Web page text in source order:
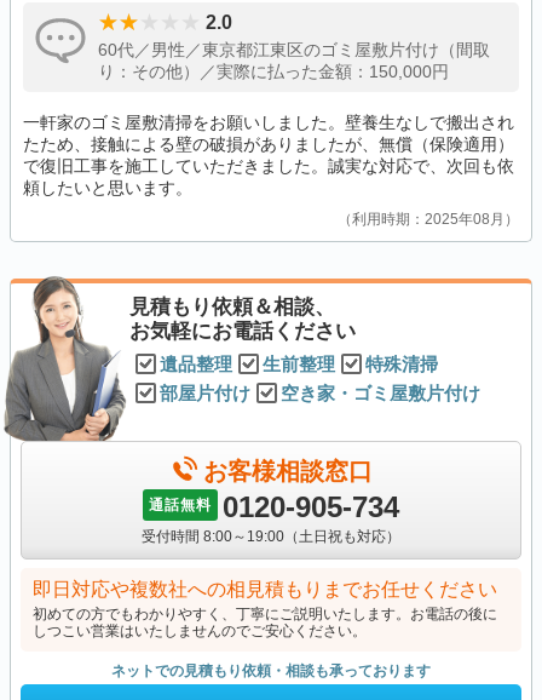
2.0
60代／男性／東京都江東区のゴミ屋敷片付け（間取
り：その他）／実際に払った金額：150,000円
一軒家のゴミ屋敷清掃をお願いしました。壁養生なしで搬出され
たため、接触による壁の破損がありましたが、無償（保険適用）
で復旧工事を施工していただきました。誠実な対応で、次回も依
頼したいと思います。
利用時期：2025年08月
見積もり依頼＆相談、
お気軽にお電話ください
遺品整理 生前整理
特殊清掃
部屋片付け
空き家・ゴミ屋敷片付け
お客様相談窓口
通話無料 0120-905-734
受付時間 8:00～19:00（土日祝も対応）
即日対応や複数社への相見積もりまでお任せください
初めての方でもわかりやすく、丁寧にご説明いたします。お電話の後に
しつこい営業はいたしませんのでご安心ください。
ネットでの見積もり依頼・相談も承っております